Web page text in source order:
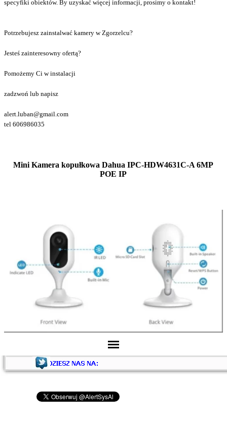
specyfiki obiektów. By uzyskać więcej informacji, prosimy o kontakt!
Potrzebujesz zainstalwać kamery w Zgorzelcu?
Jesteś zainteresowny ofertą?
Pomożemy Ci w instalacji
zadzwoń lub napisz
alert.luban@gmail.com
tel 606986035
Mini Kamera kopułkowa Dahua IPC-HDW4631C-A 6MP
POE IP